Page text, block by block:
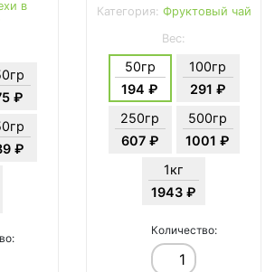
в
₽
₽
Категория: Фруктовый чай
Вес:
50гр
194 ₽
100гр
291 ₽
250гр
607 ₽
500гр
1001 ₽
1кг
1943 ₽
Количество: